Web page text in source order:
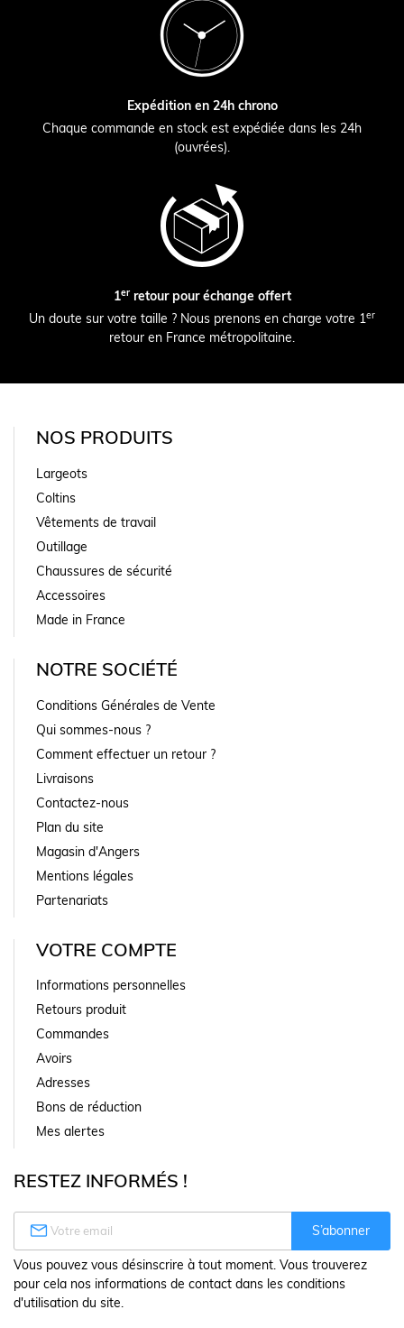
Expédition en 24h chrono
Chaque commande en stock est expédiée dans les 24h
(ouvrées).
1erretour pour échange offert
Un doute sur votre taille ? Nous prenons en charge votre 1er
retour en France métropolitaine.
NOS PRODUITS
Largeots
Coltins
Vêtements de travail
Outillage
Chaussures de sécurité
Accessoires
Made in France
NOTRE SOCIÉTÉ
Conditions Générales de Vente
Qui sommes-nous ?
Comment effectuer un retour ?
Livraisons
Contactez-nous
Plan du site
Magasin d'Angers
Mentions légales
Partenariats
VOTRE COMPTE
Informations personnelles
Retours produit
Commandes
Avoirs
Adresses
Bons de réduction
Mes alertes
RESTEZ INFORMÉS !
 S’abonner
Vous pouvez vous désinscrire à tout moment. Vous trouverez
pour cela nos informations de contact dans les conditions
d'utilisation du site.